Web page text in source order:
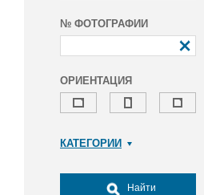
№ ФОТОГРАФИИ
ОРИЕНТАЦИЯ
КАТЕГОРИИ
Досуг, туризм и отдых
Найти